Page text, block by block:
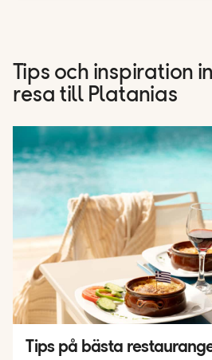
Tips och inspiration
resa till Platanias
Tips på bästa